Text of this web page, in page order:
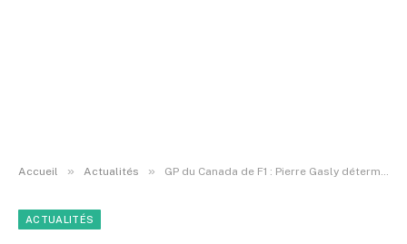
Accueil » Actualités » GP du Canada de F1 : Pierre Gasly déterminé à rebondir après son accident à Miami
ACTUALITÉS